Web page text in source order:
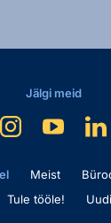
Meist
Tule tööle!
Jälgi meid